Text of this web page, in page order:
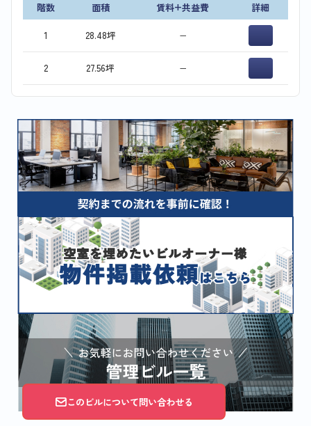
階数 面積 賃料+共益費 詳細
1 28.48坪 −
2 27.56坪 −
このビルについて問い合わせる